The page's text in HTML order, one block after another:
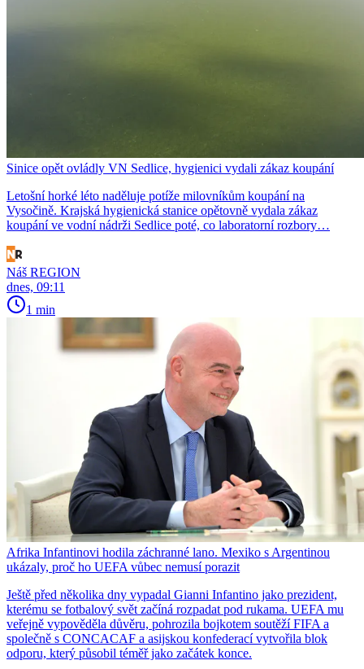
Sinice opět ovládly VN Sedlice, hygienici vydali zákaz koupání
Letošní horké léto naděluje potíže milovníkům koupání na
Vysočině. Krajská hygienická stanice opětovně vydala zákaz
koupání ve vodní nádrži Sedlice poté, co laboratorní rozbory…
Náš REGION
dnes, 09:11
1 min
Afrika Infantinovi hodila záchranné lano. Mexiko s Argentinou
ukázaly, proč ho UEFA vůbec nemusí porazit
Ještě před několika dny vypadal Gianni Infantino jako prezident,
kterému se fotbalový svět začíná rozpadat pod rukama. UEFA mu
veřejně vypověděla důvěru, pohrozila bojkotem soutěží FIFA a
společně s CONCACAF a asijskou konfederací vytvořila blok
odporu, který působil téměř jako začátek konce.